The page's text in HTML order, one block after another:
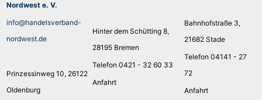
Nordwest e. V.
info@handelsverband-
nordwest.de
Prinzessinweg 10, 26122
Oldenburg
Hinter dem Schütting 8,
28195 Bremen
Telefon 0421 - 32 60 33
Anfahrt
Bahnhofstraße 3,
21682 Stade
Telefon 04141 - 27
72
Anfahrt